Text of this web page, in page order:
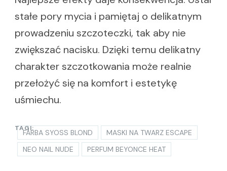
stałe pory mycia i pamiętaj o delikatnym
prowadzeniu szczoteczki, tak aby nie
zwiększać nacisku. Dzięki temu delikatny
charakter szczotkowania może realnie
przełożyć się na komfort i estetykę
uśmiechu.
TAGI:
FARBA SYOSS BLOND
MASKI NA TWARZ ESCAPE
NEO NAIL NUDE
PERFUM BEYONCE HEAT